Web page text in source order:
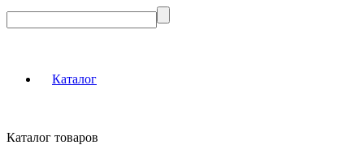
Каталог
Каталог товаров